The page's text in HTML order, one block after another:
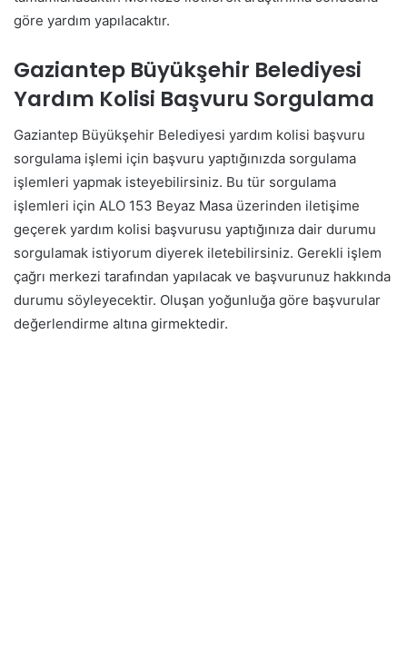
göre yardım yapılacaktır.
Gaziantep Büyükşehir Belediyesi
Yardım Kolisi Başvuru Sorgulama
Gaziantep Büyükşehir Belediyesi yardım kolisi başvuru
sorgulama işlemi için başvuru yaptığınızda sorgulama
işlemleri yapmak isteyebilirsiniz. Bu tür sorgulama
işlemleri için ALO 153 Beyaz Masa üzerinden iletişime
geçerek yardım kolisi başvurusu yaptığınıza dair durumu
sorgulamak istiyorum diyerek iletebilirsiniz. Gerekli işlem
çağrı merkezi tarafından yapılacak ve başvurunuz hakkında
durumu söyleyecektir. Oluşan yoğunluğa göre başvurular
değerlendirme altına girmektedir.